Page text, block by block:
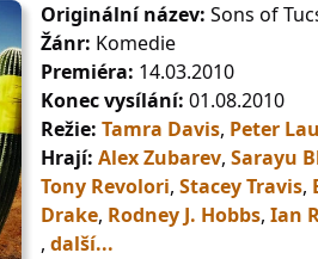
Originální název: Sons of
Žánr: Komedie
Premiéra: 14.03.2010
Konec vysílání: 01.08.2010
Režie: Tamra Davis, Peter
Hrají: Alex Zubarev, Sarayu
Tony Revolori, Stacey Travis,
Drake, Rodney J. Hobbs, Ian
, další...